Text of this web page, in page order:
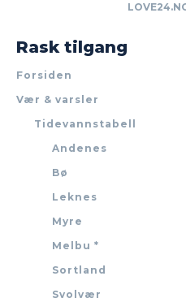
Rask tilgang
Forsiden
Vær & varsler
Tidevannstabell
Andenes
Bø
Leknes
Myre
Melbu *
Sortland
Svolvær